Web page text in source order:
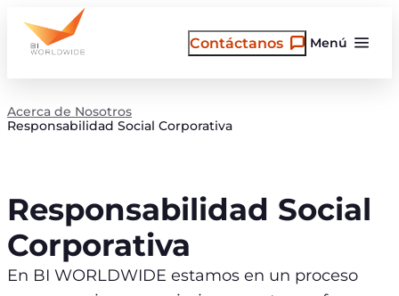
Menú
Contáctanos
Acerca de Nosotros
Responsabilidad Social Corporativa
Responsabilidad Social
Corporativa
En BI WORLDWIDE estamos en un proceso